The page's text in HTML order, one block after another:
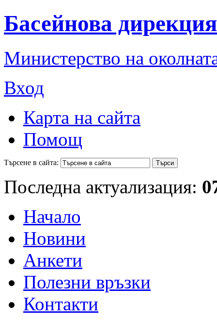
Басейнова
Министерство на
Вход
Карта на сайта
Помощ
Търсене в сайта:
Последна актуализация:
Начало
Новини
Анкети
Полезни връзки
Контакти